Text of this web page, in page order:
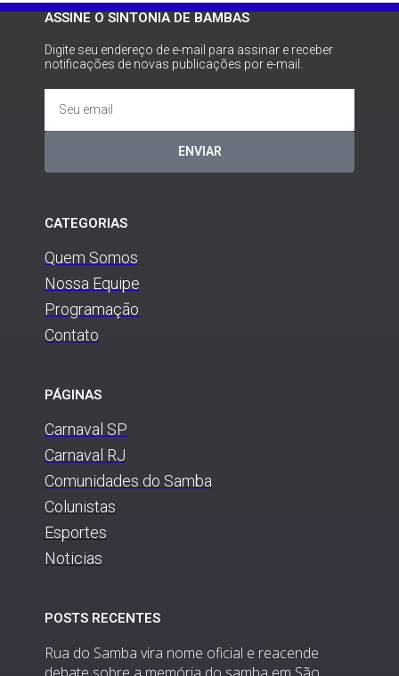
ASSINE O SINTONIA DE BAMBAS
Digite seu endereço de e-mail para assinar e receber
notificações de novas publicações por e-mail.
ENVIAR
CATEGORIAS
Quem Somos
Nossa Equipe
Programação
Contato
PÁGINAS
Carnaval SP
Carnaval RJ
Comunidades do Samba
Colunistas
Esportes
Noticias
POSTS RECENTES
Rua do Samba vira nome oficial e reacende